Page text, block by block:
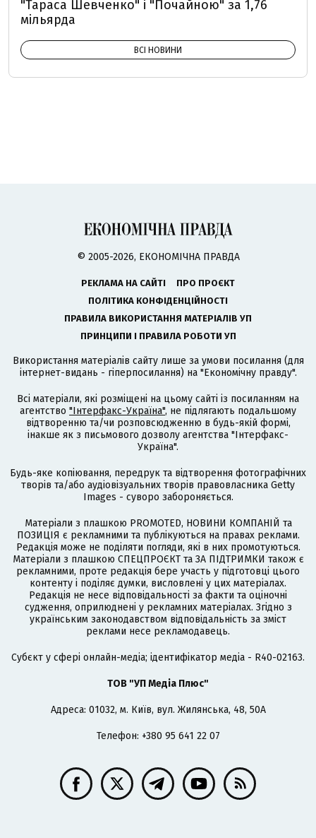
"Тараса Шевченко" і "Почайною" за 1,76
мільярда
ВСІ НОВИНИ
© 2005-2026, ЕКОНОМІЧНА ПРАВДА
РЕКЛАМА НА САЙТІ
ПРО ПРОЄКТ
ПОЛІТИКА КОНФІДЕНЦІЙНОСТІ
ПРАВИЛА ВИКОРИСТАННЯ МАТЕРІАЛІВ УП
ПРИНЦИПИ І ПРАВИЛА РОБОТИ УП
Використання матеріалів сайту лише за умови посилання (для
інтернет-видань - гіперпосилання) на "Економічну правду".
Всі матеріали, які розміщені на цьому сайті із посиланням на
агентство "Інтерфакс-Україна", не підлягають подальшому
відтворенню та/чи розповсюдженню в будь-якій формі,
інакше як з письмового дозволу агентства "Інтерфакс-
Україна".
Будь-яке копіювання, передрук та відтворення фотографічних
творів та/або аудіовізуальних творів правовласника Getty
Images - суворо забороняється.
Матеріали з плашкою PROMOTED, НОВИНИ КОМПАНІЙ та
ПОЗИЦІЯ є рекламними та публікуються на правах реклами.
Редакція може не поділяти погляди, які в них промотуються.
Матеріали з плашкою СПЕЦПРОЄКТ та ЗА ПІДТРИМКИ також є
рекламними, проте редакція бере участь у підготовці цього
контенту і поділяє думки, висловлені у цих матеріалах.
Редакція не несе відповідальності за факти та оціночні
судження, оприлюднені у рекламних матеріалах. Згідно з
українським законодавством відповідальність за зміст
реклами несе рекламодавець.
Cубєкт у сфері онлайн-медіа; ідентифікатор медіа - R40-02163.
ТОВ "УП Медіа Плюс"
Адреса: 01032, м. Київ, вул. Жилянська, 48, 50А
Телефон: +380 95 641 22 07